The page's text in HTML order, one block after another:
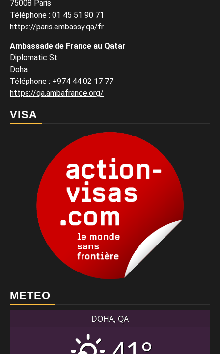
75008 Paris
Téléphone : 01 45 51 90 71
https://paris.embassy.qa/fr
Ambassade de France au Qatar
Diplomatic St
Doha
Téléphone : +974 44 02 17 77
https://qa.ambafrance.org/
VISA
METEO
DOHA, QA